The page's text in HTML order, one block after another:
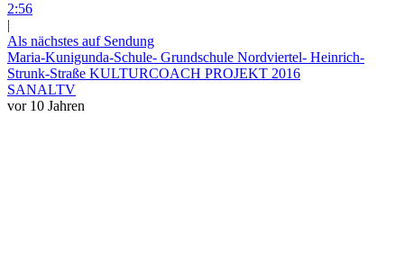
2:56
|
Als nächstes auf Sendung
Maria-Kunigunda-Schule- Grundschule Nordviertel- Heinrich-
Strunk-Straße KULTURCOACH PROJEKT 2016
SANALTV
vor 10 Jahren